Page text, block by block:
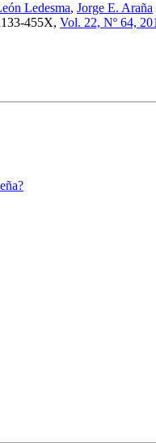
Ledesma, Jorge E. Araña
455X, Vol. 22, Nº 64,